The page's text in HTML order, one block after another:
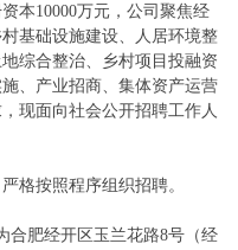
本10000万元，公司聚焦经
基础设施建设、人居环境整
综合整治、乡村项目投融资
、产业招商、集体资产运营
现面向社会公开招聘工作人
格按照程序组织招聘。
合肥经开区玉兰花路8号（经